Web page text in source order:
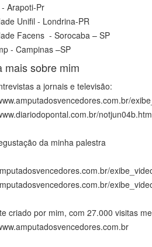
Arapoti-Pr
Unifil - Londrina-PR
Facens - Sorocaba – SP
- Campinas –SP
mais sobre mim
a jornais e televisão:
notjun04b.htm
da minha palestra
criado por mim, com 27.000 visitas